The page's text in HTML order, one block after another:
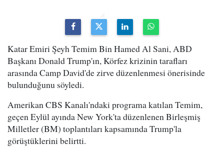
Katar Emiri Şeyh Temim Bin Hamed Al Sani, ABD
Başkanı Donald Trump'ın, Körfez krizinin tarafları
arasında Camp David'de zirve düzenlenmesi önerisinde
bulunduğunu söyledi.
Amerikan CBS Kanalı'ndaki programa katılan Temim,
geçen Eylül ayında New York'ta düzenlenen Birleşmiş
Milletler (BM) toplantıları kapsamında Trump'la
görüştüklerini belirtti.